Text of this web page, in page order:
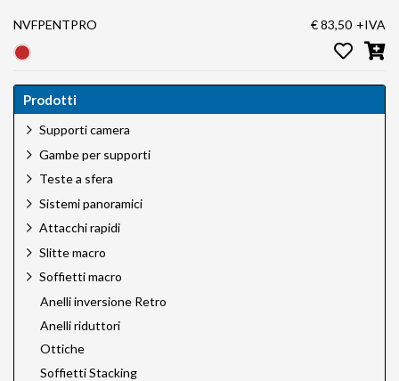
NVFPENTPRO € 83,50 +IVA
Prodotti
Supporti camera
Gambe per supporti
Teste a sfera
Sistemi panoramici
Attacchi rapidi
Slitte macro
Soffietti macro
Anelli inversione Retro
Anelli riduttori
Ottiche
Soffietti Stacking